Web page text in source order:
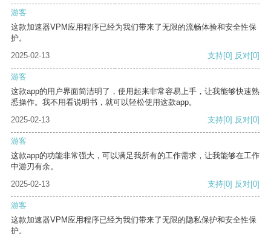
游客
这款加速器VPM应用程序已经为我们带来了无限的流畅体验和安全性保
护。
2025-02-13
支持[0] 反对[0]
游客
这款app的用户界面简洁明了，使用起来非常容易上手，让我能够快速熟
悉操作。我不用看说明书，就可以轻松使用这款app。
2025-02-13
支持[0] 反对[0]
游客
这款app的功能非常强大，可以满足我所有的工作需求，让我能够在工作
中游刃有余。
2025-02-13
支持[0] 反对[0]
游客
这款加速器VPM应用程序已经为我们带来了无限的隐私保护和安全性保
护。